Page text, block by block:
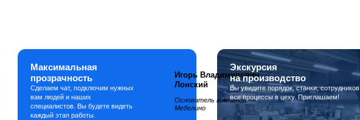
Игорь Владимирович
Лонский
Основатель компании
Мебелино
Максимальная
прозрачность
Сделаем чат, подключим нужных
вам людей и наших
специалистов. Вы будете видеть
каждый этап работы.
Экскурсия
на производство
Вы увидите порядок, станки, сотрудников
все процессы в цеху. Приглашаем!